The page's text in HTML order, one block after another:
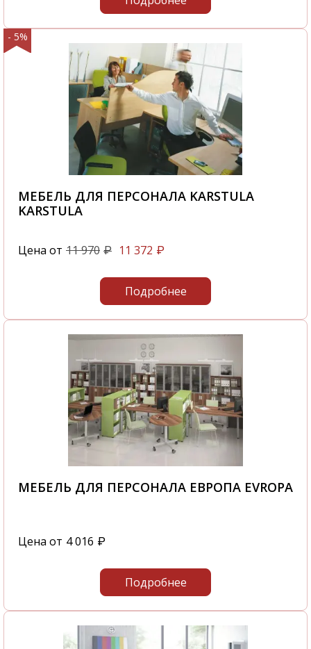
- 5%
МЕБЕЛЬ ДЛЯ ПЕРСОНАЛА KARSTULA
KARSTULA
Цена от 11 970 ₽ 11 372 ₽
Подробнее
МЕБЕЛЬ ДЛЯ ПЕРСОНАЛА ЕВРОПА EVROPA
Цена от 4 016 ₽
Подробнее